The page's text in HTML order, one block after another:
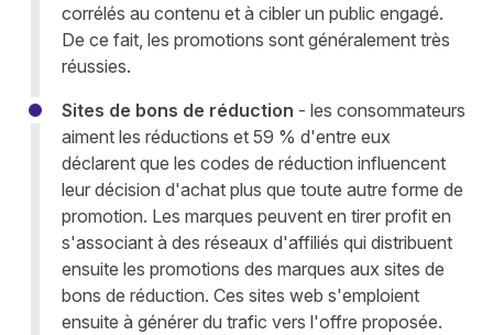
corrélés au contenu et à cibler un public engagé.
De ce fait, les promotions sont généralement très
réussies.
Sites de bons de réduction - les consommateurs
aiment les réductions et 59 % d'entre eux
déclarent que les codes de réduction influencent
leur décision d'achat plus que toute autre forme de
promotion. Les marques peuvent en tirer profit en
s'associant à des réseaux d'affiliés qui distribuent
ensuite les promotions des marques aux sites de
bons de réduction. Ces sites web s'emploient
ensuite à générer du trafic vers l'offre proposée.